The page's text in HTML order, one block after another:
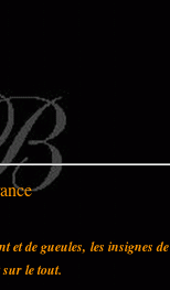
et de gueules, les insignes de
le tout.